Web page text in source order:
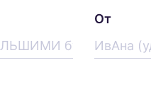
От